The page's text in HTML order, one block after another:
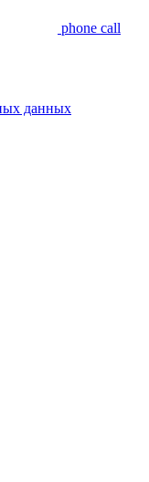
phone call
данных